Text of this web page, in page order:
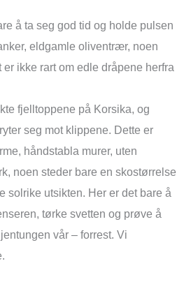
å ta seg god tid og holde pulsen
eldgamle oliventrær, noen
ikke rart om edle dråpene herfra
fjelltoppene på Korsika, og
seg mot klippene. Dette er
håndstabla murer, uten
noen steder bare en skostørrelse
solrike utsikten. Her er det bare å
tørke svetten og prøve å
vår – forrest. Vi